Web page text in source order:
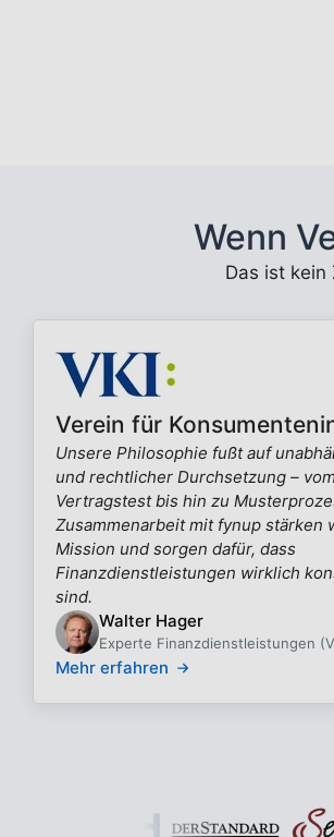
Wenn
Das ist
Verein für
Unsere Philosophie fußt auf
und rechtlicher Durchsetzung –
Vertragstest bis hin zu
Zusammenarbeit mit fynup stärken
Mission und sorgen dafür, dass
Finanzdienstleistungen wirklich
sind.
Walter Hager
Experte Finanzdienstleistungen
Mehr erfahren